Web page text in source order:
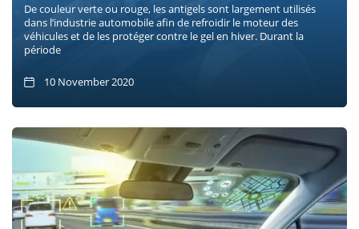
De couleur verte ou rouge, les antigels sont largement utilisés
dans l’industrie automobile afin de refroidir le moteur des
véhicules et de les protéger contre le gel en hiver. Durant la
période
10 November 2020